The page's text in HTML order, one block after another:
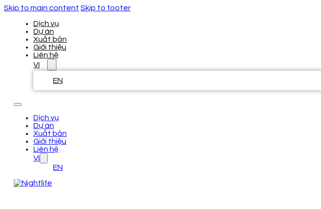
Skip to main content Skip to footer
Dịch vụ
Dự án
Xuất bản
Giới thiệu
Liên hệ
VI
EN
Dịch vụ
Dự án
Xuất bản
Giới thiệu
Liên hệ
VI
EN